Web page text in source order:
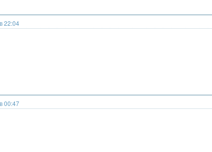
22:04
00:47